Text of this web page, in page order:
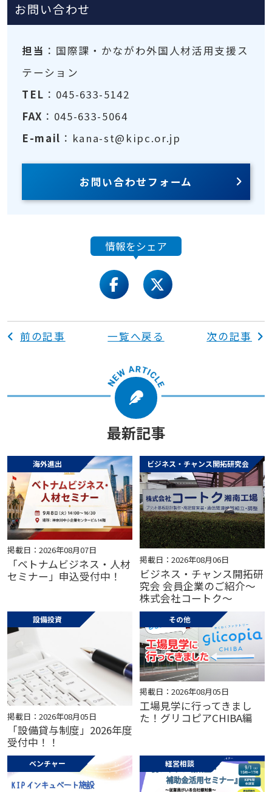
お問い合わせ
担当 ：国際課・かながわ外国人材活用支援ス
テーション
TEL ：045-633-5142
FAX ：045-633-5064
E-mail ：kana-st@kipc.or.jp
お問い合わせフォーム
情報をシェア
facebooktwitter
前の記事 一覧へ戻る 次の記事
最新記事
海外進出
掲載日：2026年08月07日
「ベトナムビジネス・人材
セミナー」申込受付中！
ビジネス・チャンス開拓研究会
掲載日：2026年08月06日
ビジネス・チャンス開拓研
究会 会員企業のご紹介～
株式会社コートク～
設備投資
掲載日：2026年08月05日
「設備貸与制度」2026年度
受付中！！
その他
掲載日：2026年08月05日
工場見学に行ってきまし
た！グリコピアCHIBA編
ベンチャー 経営相談